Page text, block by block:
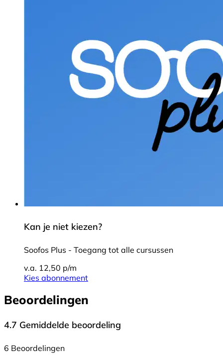
Kan je niet kiezen?
Soofos Plus - Toegang tot alle cursussen
v.a. 12,50 p/m
Kies abonnement
Beoordelingen
4.7 Gemiddelde beoordeling
6 Beoordelingen